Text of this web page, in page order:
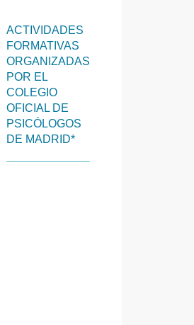
ACTIVIDADES
FORMATIVAS
ORGANIZADAS
POR EL
COLEGIO
OFICIAL DE
PSICÓLOGOS
DE MADRID*